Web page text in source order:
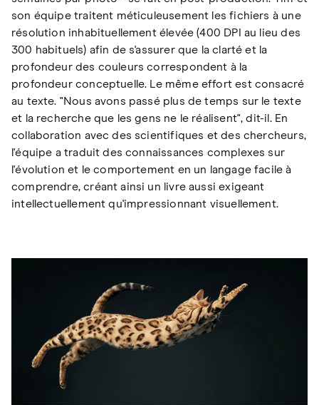
son équipe traitent méticuleusement les fichiers à une
résolution inhabituellement élevée (400 DPI au lieu des
300 habituels) afin de s'assurer que la clarté et la
profondeur des couleurs correspondent à la
profondeur conceptuelle. Le même effort est consacré
au texte. "Nous avons passé plus de temps sur le texte
et la recherche que les gens ne le réalisent", dit-il. En
collaboration avec des scientifiques et des chercheurs,
l'équipe a traduit des connaissances complexes sur
l'évolution et le comportement en un langage facile à
comprendre, créant ainsi un livre aussi exigeant
intellectuellement qu'impressionnant visuellement.